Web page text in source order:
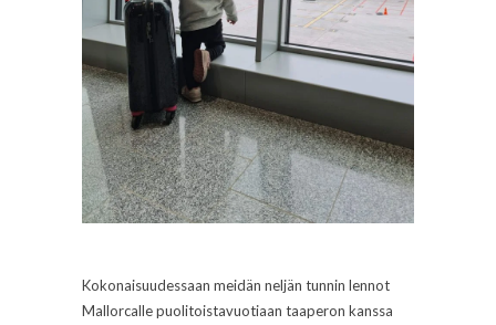
Kokonaisuudessaan meidän neljän tunnin lennot
Mallorcalle puolitoistavuotiaan taaperon kanssa